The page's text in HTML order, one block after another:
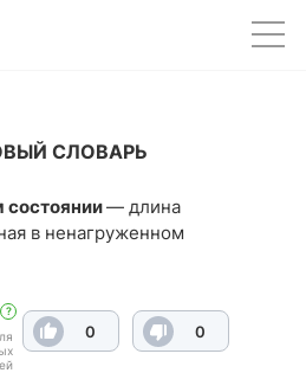
СЛОВАРЬ
состоянии— длина
в ненагруженном
?
0 0